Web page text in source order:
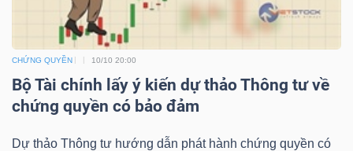
CHỨNG QUYỀN 10/10 20:00
Bộ Tài chính lấy ý kiến dự thảo Thông tư về
chứng quyền có bảo đảm
Dự thảo Thông tư hướng dẫn phát hành chứng quyền có
CÔNG
NGHIỆP